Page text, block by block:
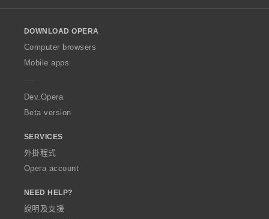
w
O
p
a
DOWNLOAD OPERA
Computer browsers
Mobile apps
Dev.Opera
Beta version
SERVICES
外掛程式
Opera account
NEED HELP?
說明及支援